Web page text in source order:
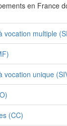
en France
vocation multiple
vocation unique
(CC)